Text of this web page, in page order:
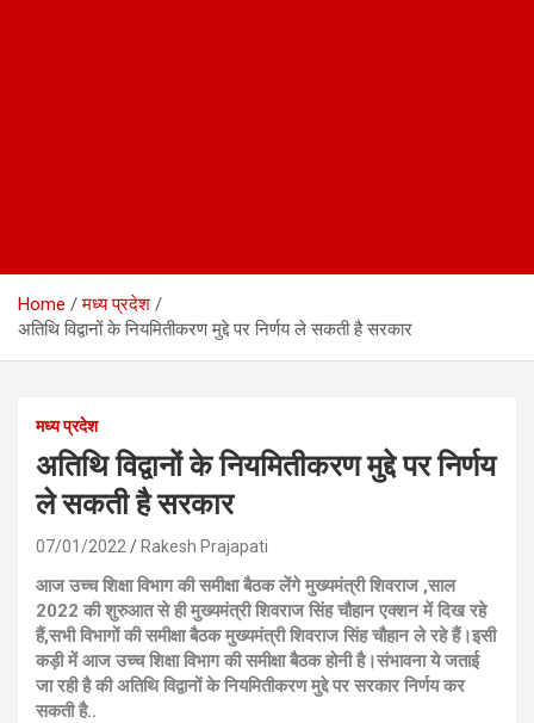
Home
मध्य प्रदेश
अतिथि विद्वानों के नियमितीकरण मुद्दे पर निर्णय ले सकती है सरकार
मध्य प्रदेश
अतिथि विद्वानों के नियमितीकरण मुद्दे पर निर्णय
ले सकती है सरकार
07/01/2022 Rakesh Prajapati
आज उच्च शिक्षा विभाग की समीक्षा बैठक लेंगे मुख्यमंत्री शिवराज ,साल
2022 की शुरुआत से ही मुख्यमंत्री शिवराज सिंह चौहान एक्शन में दिख रहे
हैं,सभी विभागों की समीक्षा बैठक मुख्यमंत्री शिवराज सिंह चौहान ले रहे हैं।इसी
कड़ी में आज उच्च शिक्षा विभाग की समीक्षा बैठक होनी है।संभावना ये जताई
जा रही है की अतिथि विद्वानों के नियमितीकरण मुद्दे पर सरकार निर्णय कर
सकती है..